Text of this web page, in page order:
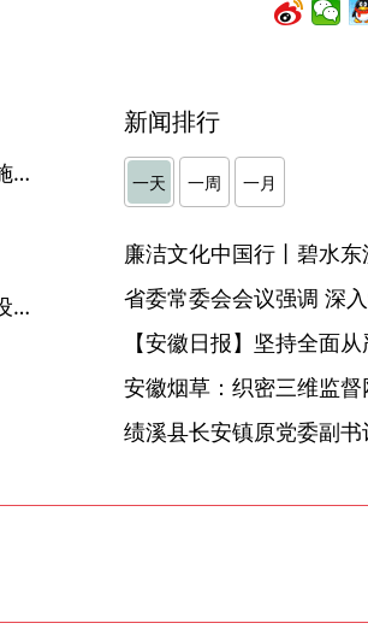
【中国纪检监察报】安徽滁州摸清能力短板 精准施训赋能干部成长
中共中央办公厅 国务院办公厅印发《美丽中国建设成效考核办法》
新闻排行
一天 一周 一月
廉洁文化中国行丨碧水东
【安徽日报】坚持全面
安徽烟草：织密三维监督